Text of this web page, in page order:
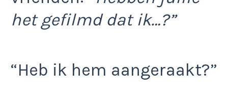
het gefilmd dat ik…?”
“Heb ik hem aangeraakt?”